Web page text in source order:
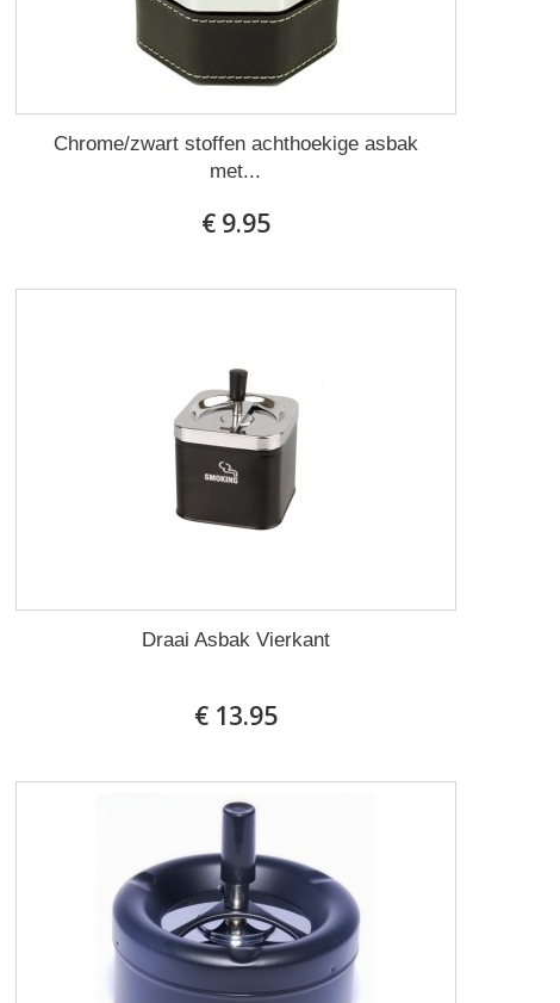
Chrome/zwart stoffen achthoekige asbak
met...
€ 9.95
Draai Asbak Vierkant
€ 13.95